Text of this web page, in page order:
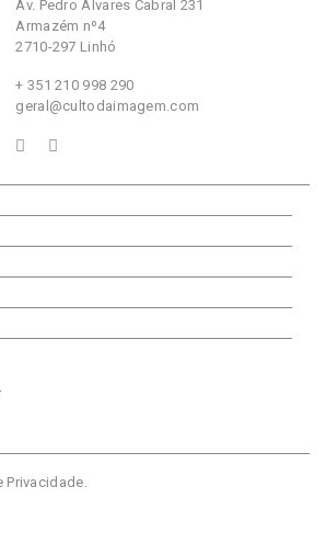
Av. Pedro Alvares Cabral 231
Armazém nº4
2710-297 Linhó
+ 351 210 998 290
geral@cultodaimagem.com
Privacidade.